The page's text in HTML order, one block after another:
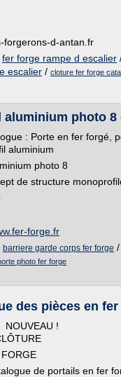
forgerons-d-antan.fr
fer forge rampe d escalier
escalier / cloture fer forge
aluminium photo
: Porte en fer forgé,
aluminium
photo 8
de structure
forge.fr
barriere garde corps fer forge /
photo fer forge
des pièces en
! COMPOSEZ
de portails en fer